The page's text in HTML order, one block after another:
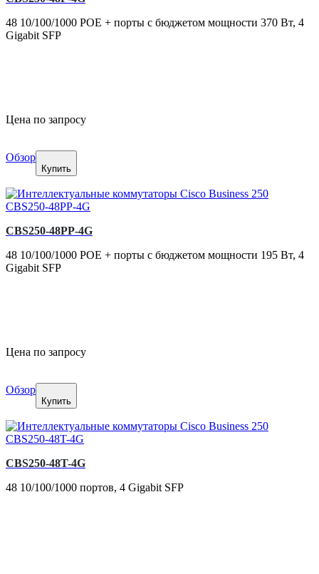
48 10/100/1000 POE + порты с бюджетом мощности 370 Вт, 4
Gigabit SFP
Цена по запросу
Обзор
Купить
CBS250-48PP-4G
48 10/100/1000 POE + порты с бюджетом мощности 195 Вт, 4
Gigabit SFP
Цена по запросу
Обзор
Купить
CBS250-48T-4G
48 10/100/1000 портов, 4 Gigabit SFP